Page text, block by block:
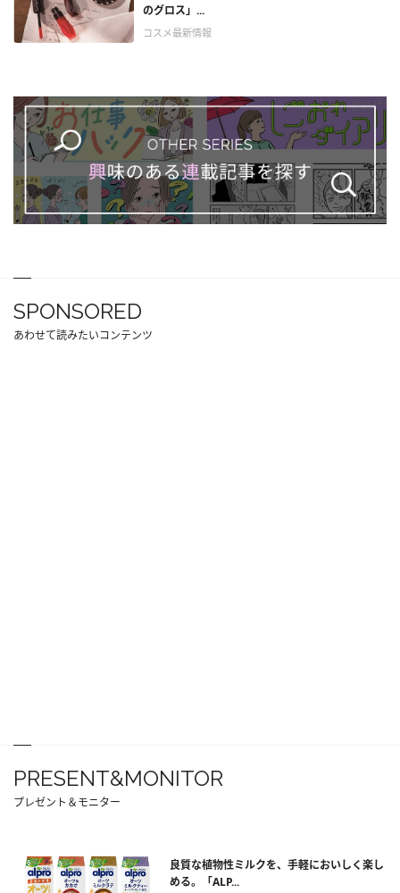
のグロス」...
コスメ最新情報
SPONSORED
あわせて読みたいコンテンツ
PRESENT&MONITOR
プレゼント＆モニター
良質な植物性ミルクを、手軽においしく楽し
める。「ALP...